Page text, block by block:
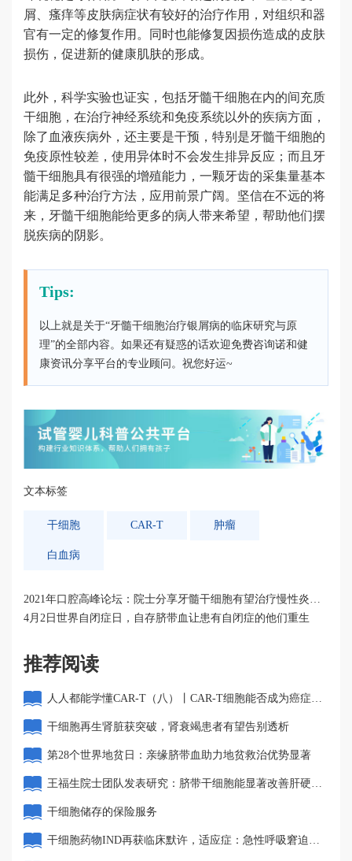
屑、瘙痒等皮肤病症状有较好的治疗作用，对组织和器
官有一定的修复作用。同时也能修复因损伤造成的皮肤
损伤，促进新的健康肌肤的形成。
此外，科学实验也证实，包括牙髓干细胞在内的间充质
干细胞，在治疗神经系统和免疫系统以外的疾病方面，
除了血液疾病外，还主要是干预，特别是牙髓干细胞的
免疫原性较差，使用异体时不会发生排异反应；而且牙
髓干细胞具有很强的增殖能力，一颗牙齿的采集量基本
能满足多种治疗方法，应用前景广阔。坚信在不远的将
来，牙髓干细胞能给更多的病人带来希望，帮助他们摆
脱疾病的阴影。
Tips:
以上就是关于“牙髓干细胞治疗银屑病的临床研究与原
理”的全部内容。如果还有疑惑的话欢迎免费咨询诺和健
康资讯分享平台的专业顾问。祝您好运~
文本标签
干细胞 CAR-T 肿瘤
白血病
2021年口腔高峰论坛：院士分享牙髓干细胞有望治疗慢性炎性
疾病
4月2日世界自闭症日，自存脐带血让患有自闭症的他们重生
推荐阅读
人人都能学懂CAR-T（八）丨CAR-T细胞能否成为癌症患
者的“第一选择”？
干细胞再生肾脏获突破，肾衰竭患者有望告别透析
第28个世界地贫日：亲缘脐带血助力地贫救治优势显著
王福生院士团队发表研究：脐带干细胞能显著改善肝硬化
的长期生存率
干细胞储存的保险服务
干细胞药物IND再获临床默许，适应症：急性呼吸窘迫综